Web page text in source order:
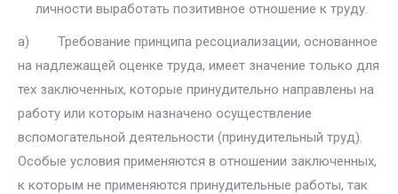
личности вы­работать позитивное отношение к труду.
а) Требование принципа ресоциализации, основанное
на надлежа­щей оценке труда, имеет значение только для
тех заключенных, которые принудительно направлены на
работу или которым назначено осуществ­ление
вспомогательной деятельности (принудительный труд).
Особые условия применяются в отношении заключенных,
к которым не приме­няются принудительные работы, так